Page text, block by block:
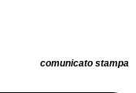
comunicato stampa